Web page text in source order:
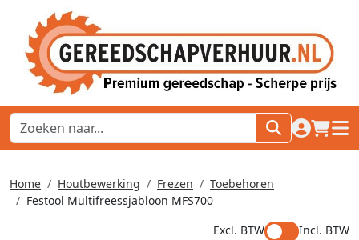
naar
Home Houtbewerking Frezen
Toebehoren
Festool Multifreessjabloon MFS700
Excl. BTW
Incl. BTW